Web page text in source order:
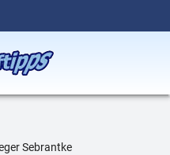
Sebrantke